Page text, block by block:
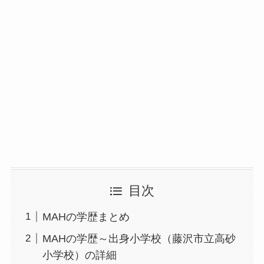
目次
MAHの学歴まとめ
MAHの学歴～出身小学校（藤沢市立高砂
小学校）の詳細